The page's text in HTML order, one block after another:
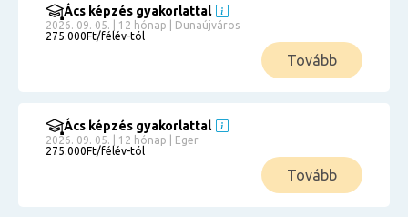
Ács képzés gyakorlattal
2026. 09. 05. | 12 hónap | Dunaújváros
275.000Ft/félév-tól
Tovább
Ács képzés gyakorlattal
2026. 09. 05. | 12 hónap | Eger
275.000Ft/félév-tól
Tovább